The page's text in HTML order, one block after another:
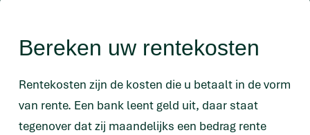
Bereken uw rentekosten
Rentekosten zijn de kosten die u betaalt in de vorm
van rente. Een bank leent geld uit, daar staat
tegenover dat zij maandelijks een bedrag rente